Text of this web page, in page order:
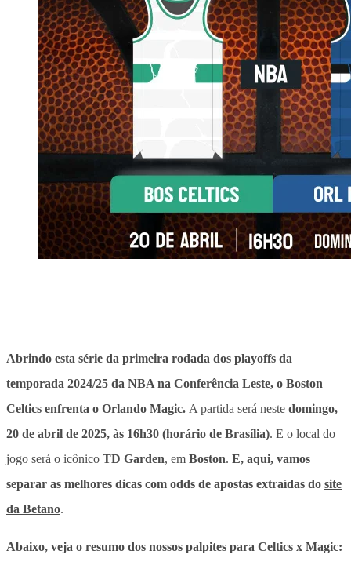
Abrindo esta série da primeira rodada dos playoffs da
temporada 2024/25 da NBA na Conferência Leste, o Boston
Celtics enfrenta o Orlando Magic. A partida será neste domingo,
20 de abril de 2025, às 16h30 (horário de Brasília). E o local do
jogo será o icônico TD Garden, em Boston. E, aqui, vamos
separar as melhores dicas com odds de apostas extraídas do site
da Betano.
Abaixo, veja o resumo dos nossos palpites para Celtics x Magic: